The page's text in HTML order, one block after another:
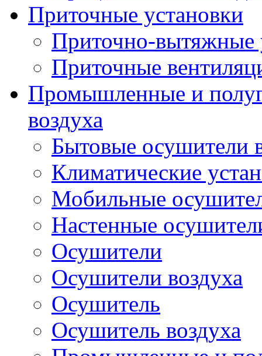
Приточные установки
Приточно-вытяжные
Приточные
Промышленные и
воздуха
Бытовые осушители
Климатические
Мобильные
Настенные
Осушители
Осушители воздуха
Осушитель
Осушитель воздуха